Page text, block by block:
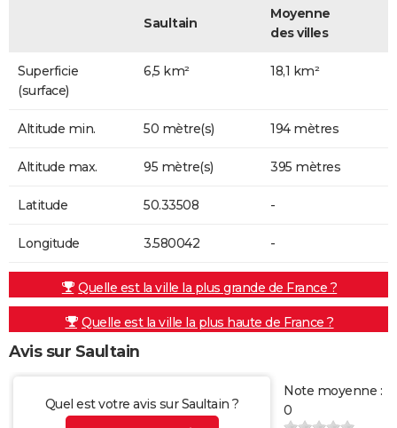
Saultain
Moyenne
des villes
Superficie
(surface)
6,5 km² 18,1 km²
Altitude min. 50 mètre(s) 194 mètres
Altitude max. 95 mètre(s) 395 mètres
Latitude 50.33508 -
Longitude 3.580042 -
Quelle est la ville la plus grande de France ?
Quelle est la ville la plus haute de France ?
Avis sur Saultain
Quel est votre avis sur Saultain ?
Note moyenne :
0